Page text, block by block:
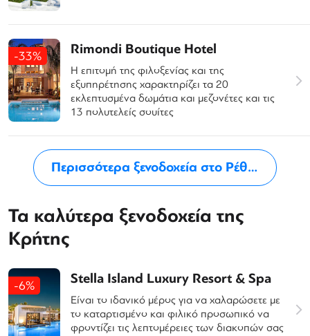
-33% Rimondi Boutique Hotel
Η επιτομή της φιλοξενίας και της
εξυπηρέτησης χαρακτηρίζει τα 20
εκλεπτυσμένα δωμάτια και μεζονέτες και τις
13 πολυτελείς σουίτες
Περισσότερα ξενοδοχεία στο Ρέθυμνο
Τα καλύτερα ξενοδοχεία της
Κρήτης
-6% Stella Island Luxury Resort & Spa
Είναι το ιδανικό μέρος για να χαλαρώσετε με
το καταρτισμένο και φιλικό προσωπικό να
φροντίζει τις λεπτομέρειες των διακοπών σας